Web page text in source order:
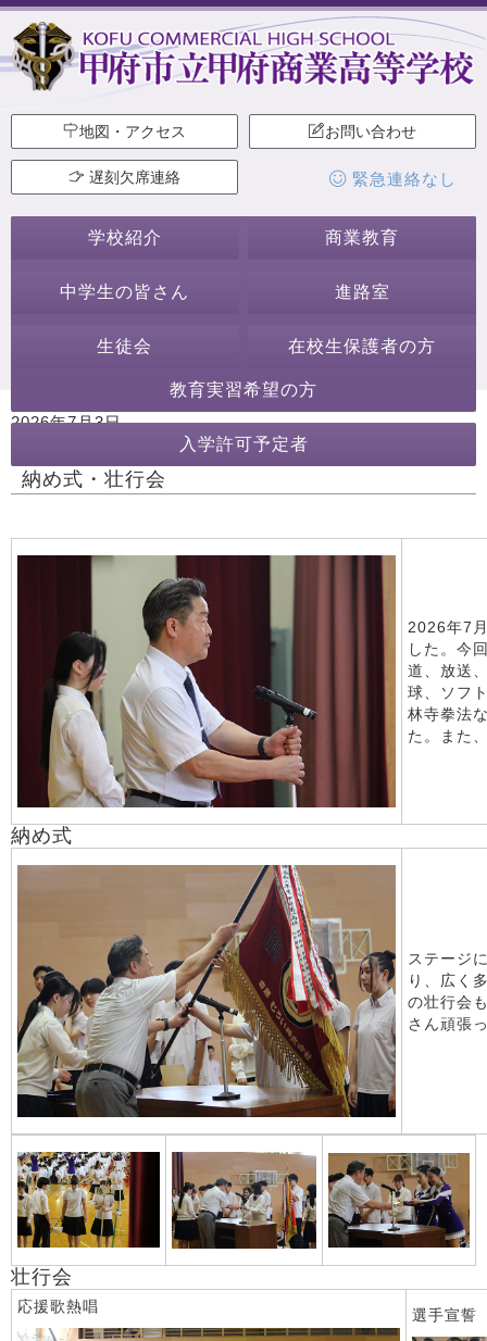
地図・アクセス お問い合わせ
遅刻欠席連絡 緊急連絡なし
学校紹介 商業教育
中学生の皆さん 進路室
生徒会 在校生保護者の方
教育実習希望の方
入学許可予定者
2026年7月3日
ホームページ作成委員会
納め式・壮行会
2026年7
した。今
道、放送
球、ソフ
林寺拳法
た。また
納め式
ステージ
り、広く
の壮行会
さん頑張
壮行会
応援歌熱唱 選手宣誓